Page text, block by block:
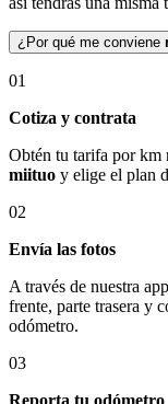
¿Por qué me conviene
01
Cotiza y contrata
Obtén tu tarifa por km
miituo y elige el plan
02
Envía las fotos
A través de nuestra
frente, parte trasera y
odómetro.
03
Reporta tu odómetro